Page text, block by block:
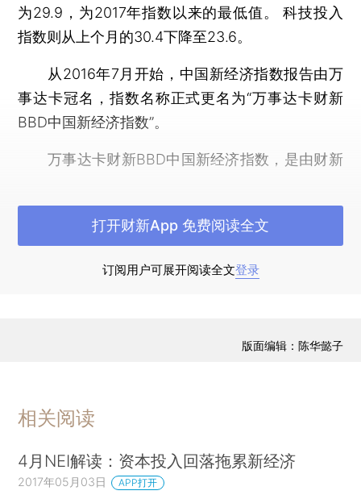
为29.9，为2017年指数以来的最低值。 科技投入
指数则从上个月的30.4下降至23.6。
从2016年7月开始，中国新经济指数报告由万
事达卡冠名，指数名称正式更名为“万事达卡财新
BBD中国新经济指数”。
万事达卡财新BBD中国新经济指数，是由财新
技公司与北京大学国家发展研究院合作研发，每月
2日上午10：00发布上月数据。
新经济指数旨在度量中国经济转型中新经济相
业、生物医药产业、高端装备制造产业、新能源产
个行业。■
附：2017年5月NEI报告（中文版/英文版
订阅用户可展开阅读全文登录
打开财新App 免费阅读全文
版面编辑：陈华懿子
相关阅读
4月NEI解读：资本投入回落拖累新经济
2017年05月03日 APP打开